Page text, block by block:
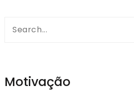
Search
Motivação